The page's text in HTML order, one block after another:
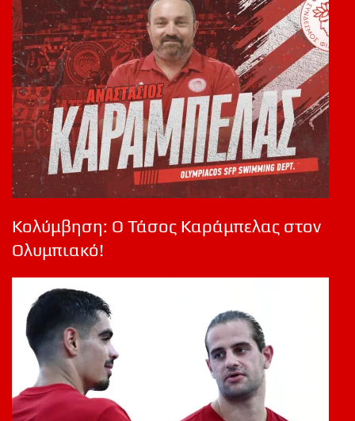
Κολύμβηση: Ο Τάσος Καράμπελας στον
Ολυμπιακό!